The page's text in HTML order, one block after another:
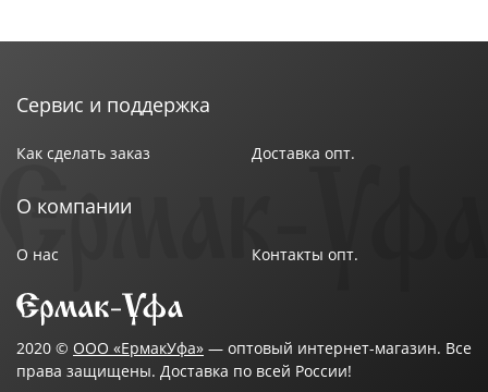
Сервис и поддержка
Как сделать заказ Доставка опт.
О компании
О нас Контакты опт.
2020 © ООО «ЕрмакУфа» — оптовый интернет-магазин. Все
права защищены. Доставка по всей России!